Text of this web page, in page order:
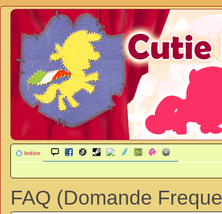
Indice
FAQ (Domande